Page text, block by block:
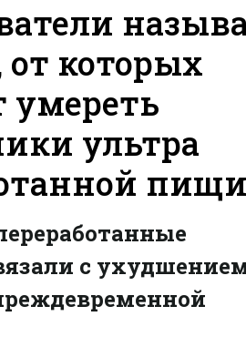
от которых
умереть
ультра
с